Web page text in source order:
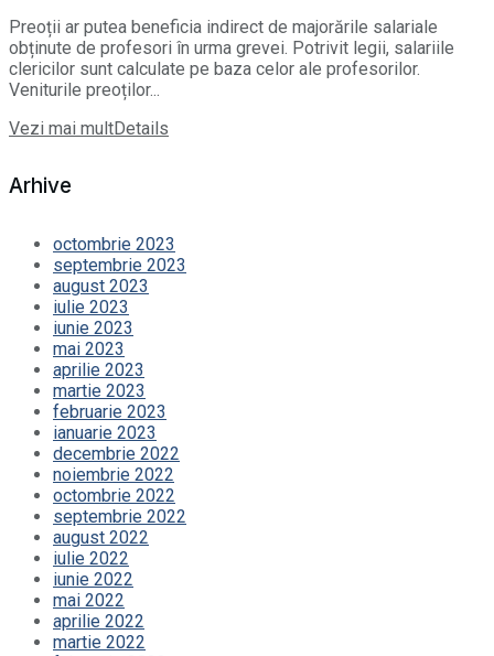
Preoții ar putea beneficia indirect de majorările salariale
obținute de profesori în urma grevei. Potrivit legii, salariile
clericilor sunt calculate pe baza celor ale profesorilor.
Veniturile preoților...
Vezi mai multDetails
Arhive
octombrie 2023
septembrie 2023
august 2023
iulie 2023
iunie 2023
mai 2023
aprilie 2023
martie 2023
februarie 2023
ianuarie 2023
decembrie 2022
noiembrie 2022
octombrie 2022
septembrie 2022
august 2022
iulie 2022
iunie 2022
mai 2022
aprilie 2022
martie 2022